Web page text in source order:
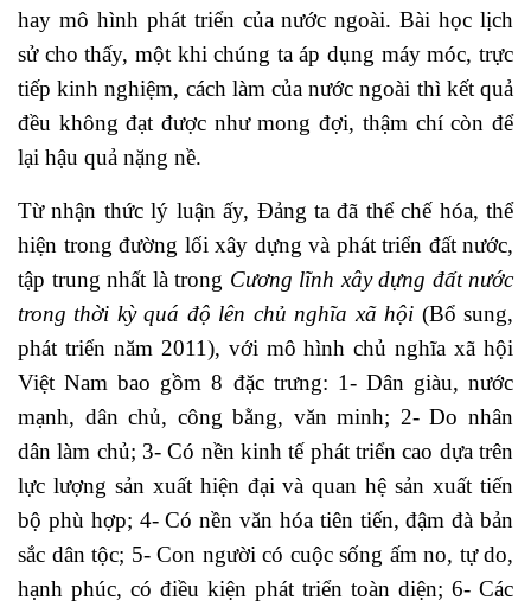
hay mô hình phát triển của nước ngoài. Bài học lịch
sử cho thấy, một khi chúng ta áp dụng máy móc, trực
tiếp kinh nghiệm, cách làm của nước ngoài thì kết quả
đều không đạt được như mong đợi, thậm chí còn để
lại hậu quả nặng nề.
Từ nhận thức lý luận ấy, Đảng ta đã thể chế hóa, thể
hiện trong đường lối xây dựng và phát triển đất nước,
tập trung nhất là trong Cương lĩnh xây dựng đất nước
trong thời kỳ quá độ lên chủ nghĩa xã hội (Bổ sung,
phát triển năm 2011), với mô hình chủ nghĩa xã hội
Việt Nam bao gồm 8 đặc trưng: 1- Dân giàu, nước
mạnh, dân chủ, công bằng, văn minh; 2- Do nhân
dân làm chủ; 3- Có nền kinh tế phát triển cao dựa trên
lực lượng sản xuất hiện đại và quan hệ sản xuất tiến
bộ phù hợp; 4- Có nền văn hóa tiên tiến, đậm đà bản
sắc dân tộc; 5- Con người có cuộc sống ấm no, tự do,
hạnh phúc, có điều kiện phát triển toàn diện; 6- Các